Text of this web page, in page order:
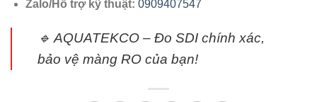
Zalo/Hỗ trợ kỹ thuật: 0909407547
🔹 AQUATEKCO – Đo SDI chính xác,
bảo vệ màng RO của bạn!